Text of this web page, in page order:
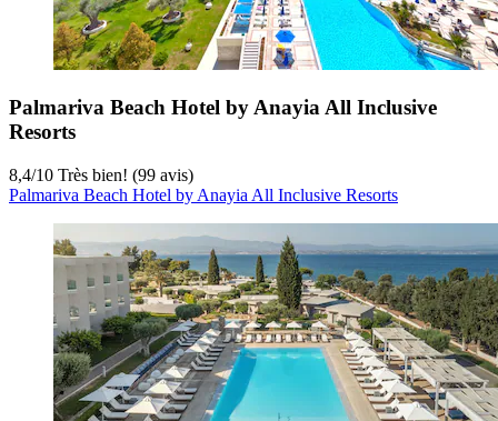
Palmariva Beach Hotel by Anayia All Inclusive
Resorts
8,4/10 Très bien! (99 avis)
Palmariva Beach Hotel by Anayia All Inclusive Resorts